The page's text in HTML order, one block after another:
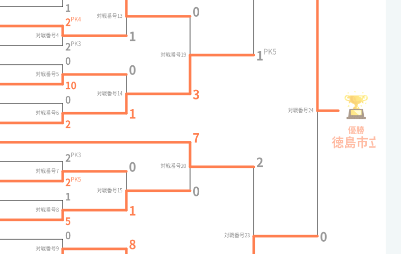
対戦番号4
対戦番号5
対戦番号6
対戦番号7
対戦番号8
対戦番号9
対戦番号13
対戦番号14
対戦番号15
対戦番号19
対戦番号20
対戦番号23
対戦番号24
1
2PK4
2PK3
0
10
0
2
2PK3
2PK5
1
5
0
1
0
1
0
1
8
0
3
7
0
1 PK5
2
0
優勝
徳島市立